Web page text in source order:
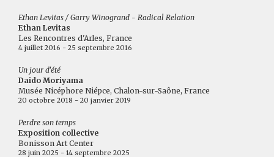
Ethan Levitas / Garry Winogrand - Radical Relation
Ethan Levitas
Les Rencontres d'Arles, France
4 juillet 2016 - 25 septembre 2016
Un jour d'été
Daido Moriyama
Musée Nicéphore Niépce, Chalon-sur-Saône, France
20 octobre 2018 - 20 janvier 2019
Perdre son temps
Exposition collective
Bonisson Art Center
28 juin 2025 - 14 septembre 2025